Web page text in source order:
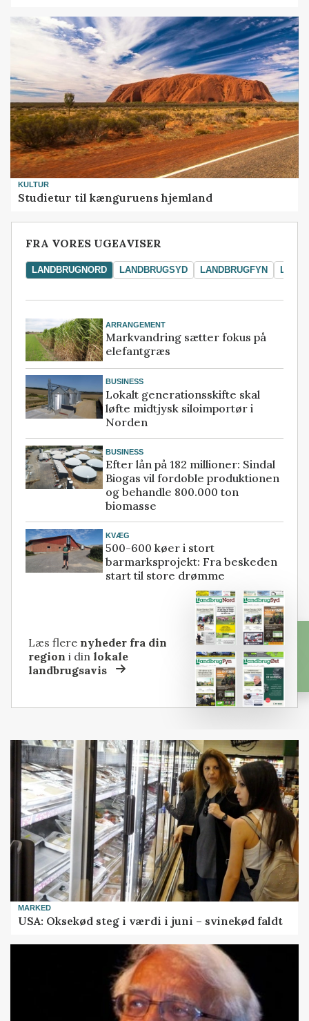
KULTUR
Studietur til kænguruens hjemland
FRA VORES UGEAVISER
LANDBRUGNORD LANDBRUGSYD LANDBRUGFYN
ARRANGEMENT
Markvandring sætter fokus på
elefantgræs
BUSINESS
Lokalt generationsskifte skal
løfte midtjysk siloimportør i
Norden
BUSINESS
Efter lån på 182 millioner: Sindal
Biogas vil fordoble produktionen
og behandle 800.000 ton
biomasse
KVÆG
500-600 køer i stort
barmarksprojekt: Fra beskeden
start til store drømme
Læs flere nyheder fra din
region i dinlokale
landbrugsavis
MARKED
USA: Oksekød steg i værdi i juni – svinekød faldt